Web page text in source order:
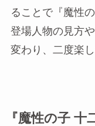
ることで『魔性
登場人物の見方
変わり、二度楽
『魔性の子